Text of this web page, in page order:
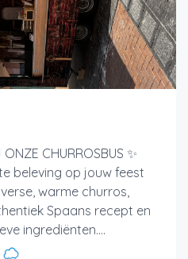
ONZE CHURROSBUS ✨
beleving op jouw feest
warme churros,
Spaans recept en
ingrediënten....